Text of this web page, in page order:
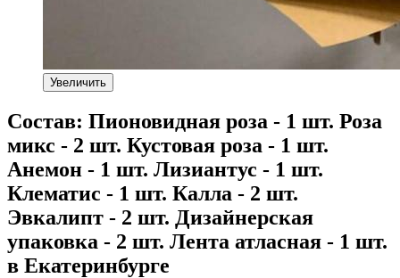
Увеличить
Состав: Пионовидная роза - 1 шт. Роза
микс - 2 шт. Кустовая роза - 1 шт.
Анемон - 1 шт. Лизиантус - 1 шт.
Клематис - 1 шт. Калла - 2 шт.
Эвкалипт - 2 шт. Дизайнерская
упаковка - 2 шт. Лента атласная - 1 шт.
в Екатеринбурге